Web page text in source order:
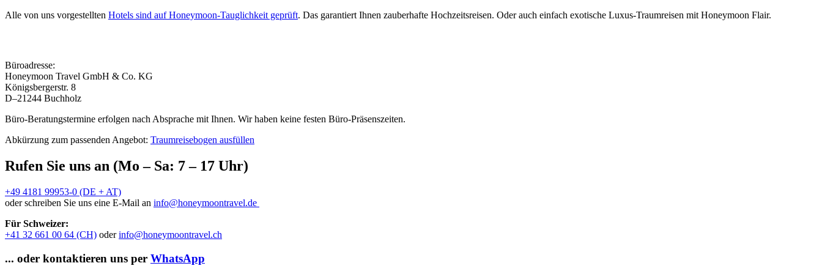
Alle von uns vorgestellten Hotels sind auf Honeymoon-Tauglichkeit geprüft. Das garantiert Ihnen zauberhafte Hochzeitsreisen. Oder auch einfach exotische Luxus-Traumreisen mit Honeymoon Flair.
Büroadresse:
Honeymoon Travel GmbH & Co. KG
Königsbergerstr. 8
D–21244 Buchholz
Büro-Beratungstermine erfolgen nach Absprache mit Ihnen. Wir haben keine festen Büro-Präsenszeiten.
Abkürzung zum passenden Angebot: Traumreisebogen ausfüllen
Rufen Sie uns an (Mo – Sa: 7 – 17 Uhr)
+49 4181 99953-0 (DE + AT)
oder schreiben Sie uns eine E-Mail an info@honeymoontravel.de
Für Schweizer:
+41 32 661 00 64 (CH) oderinfo@honeymoontravel.ch
... oder kontaktieren uns per WhatsApp